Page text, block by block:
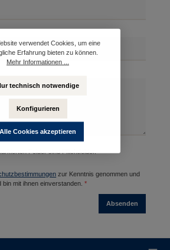
Felder sind Pflichtfelder.
zur Kenntnis genommen und
bin mit ihnen einverstanden.*
Absenden
verwendet Cookies, um eine
Erfahrung bieten zu können.
Mehr Informationen ...
technisch notwendige
Konfigurieren
Alle Cookies akzeptieren